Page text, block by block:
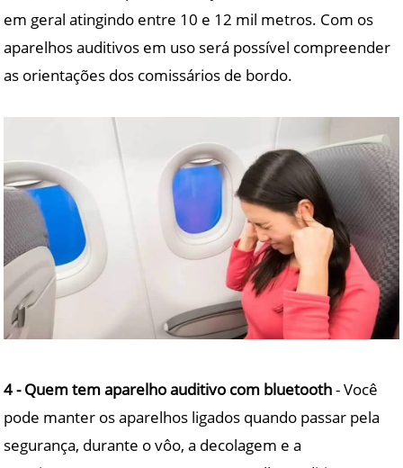
em geral atingindo entre 10 e 12 mil metros. Com os
aparelhos auditivos em uso será possível compreender
as orientações dos comissários de bordo.
4 - Quem tem aparelho auditivo com bluetooth- Você
pode manter os aparelhos ligados quando passar pela
segurança, durante o vôo, a decolagem e a